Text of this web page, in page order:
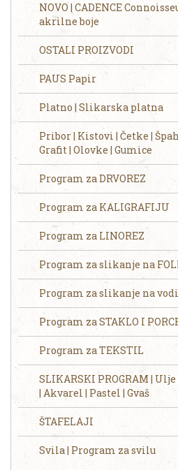
NOVO | CADENCE
akrilne boje
OSTALI PROIZVODI
PAUS Papir
Platno | Slikarska platna
Pribor | Kistovi | Četke |
Grafit | Olovke | Gumice
Program za DRVOREZ
Program za KALIGRAFIJU
Program za LINOREZ
Program za slikanje na
Program za slikanje na vodi
Program za STAKLO I
Program za TEKSTIL
SLIKARSKI PROGRAM |
| Akvarel | Pastel | Gvaš
ŠTAFELAJI
Svila | Program za svilu